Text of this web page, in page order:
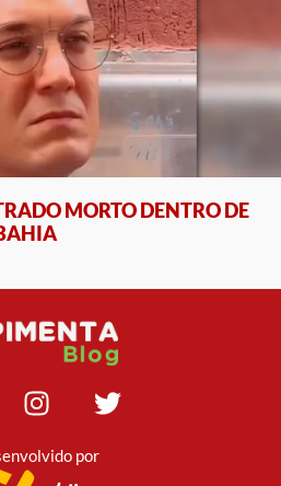
MORTO DENTRO DE
por